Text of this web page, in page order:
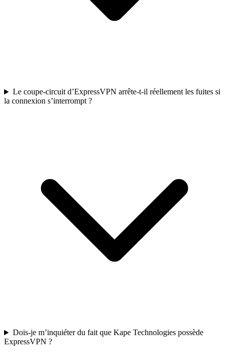
Le coupe-circuit d’ExpressVPN arrête-t-il réellement les fuites si
la connexion s’interrompt ?
Dois-je m’inquiéter du fait que Kape Technologies possède
ExpressVPN ?